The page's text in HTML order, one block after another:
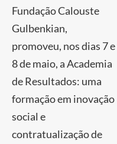
Fundação Calouste
Gulbenkian,
promoveu, nos dias 7 e
8 de maio, a Academia
de Resultados: uma
formação em inovação
social e
contratualização de